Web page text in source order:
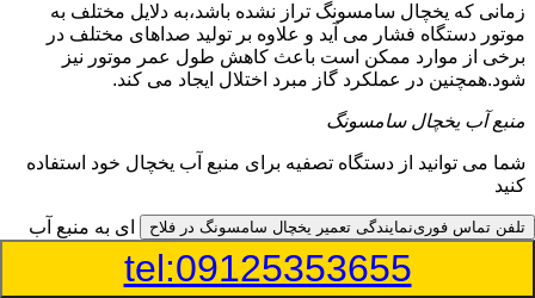
زمانی که یخچال سامسونگ تراز نشده باشد،به دلایل مختلف به
موتور دستگاه فشار می آید و علاوه بر تولید صداهای مختلف در
برخی از موارد ممکن است باعث کاهش طول عمر موتور نیز
شود.همچنین در عملکرد گاز مبرد اختلال ایجاد می کند.
منبع آب یخچال سامسونگ
شما می توانید از دستگاه تصفیه برای منبع آب یخچال خود استفاده
کنید
در دفترچه راهنمای یخچال سامسونگ قسمت ویژه ای به منبع آب
آن و راهنمایی لازم در زمینه نصب و استفاده از آن اختصاص داده
شده است.برخی از مدل های یخچال سامسونگ دارای منبع آبریز
تلفن تماس فورینمایندگی تعمیر یخچال سامسونگ در فلاح
tel:09125353655